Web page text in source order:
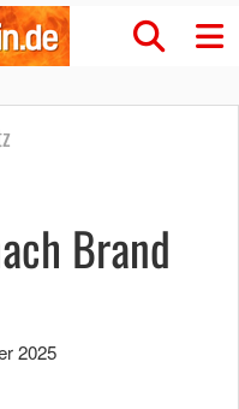
Brand
2025